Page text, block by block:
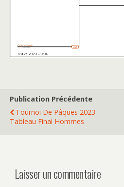
Publication Précédente
Tournoi De Pâques 2023 -
Tableau Final Hommes
Laisser un commentaire